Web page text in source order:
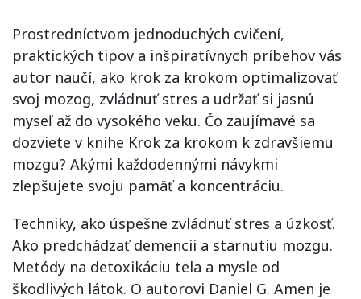
Prostredníctvom jednoduchých cvičení,
praktických tipov a inšpiratívnych príbehov vás
autor naučí, ako krok za krokom optimalizovať
svoj mozog, zvládnuť stres a udržať si jasnú
myseľ až do vysokého veku. Čo zaujímavé sa
dozviete v knihe Krok za krokom k zdravšiemu
mozgu? Akými každodennými návykmi
zlepšujete svoju pamäť a koncentráciu.
Techniky, ako úspešne zvládnuť stres a úzkosť.
Ako predchádzať demencii a starnutiu mozgu.
Metódy na detoxikáciu tela a mysle od
škodlivých látok. O autorovi Daniel G. Amen je